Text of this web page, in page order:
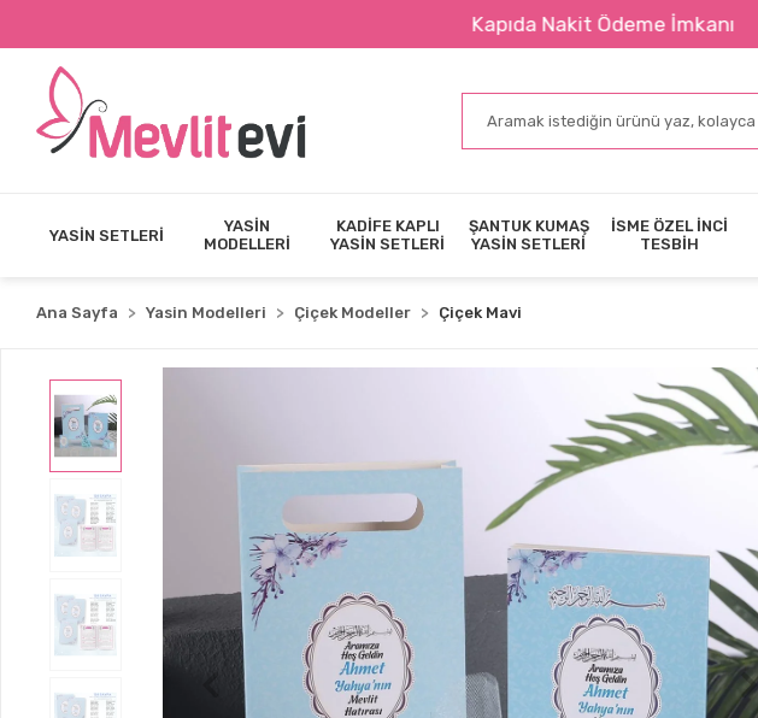
Kapıda Nakit Ödeme İmkanı
YASİN SETLERİ
YASİN
MODELLERİ
KADİFE KAPLI
YASİN SETLERİ
ŞANTUK KUMAŞ
YASİN SETLERİ
İSME ÖZEL İNCİ
TESBİH
Ana Sayfa Yasin Modelleri Çiçek Modeller Çiçek Mavi